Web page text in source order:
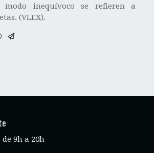
modo inequívoco se refieren a
(VLEX).
9h a 20h